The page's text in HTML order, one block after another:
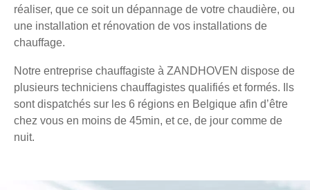
réaliser, que ce soit un dépannage de votre chaudière, ou
une installation et rénovation de vos installations de
chauffage.
Notre entreprise chauffagiste à ZANDHOVEN dispose de
plusieurs techniciens chauffagistes qualifiés et formés. Ils
sont dispatchés sur les 6 régions en Belgique afin d’être
chez vous en moins de 45min, et ce, de jour comme de
nuit.